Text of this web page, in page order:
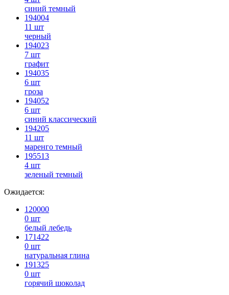
синий темный
194004
11 шт
черный
194023
7 шт
графит
194035
6 шт
гроза
194052
6 шт
синий классический
194205
11 шт
маренго темный
195513
4 шт
зеленый темный
Ожидается:
120000
0 шт
белый лебедь
171422
0 шт
натуральная глина
191325
0 шт
горячий шоколад